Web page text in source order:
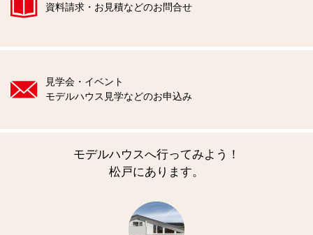
資料請求・お見積などのお問合せ
見学会・イベント
モデルハウス見学などのお申込み
モデルハウスへ行ってみよう！
松戸にあります。